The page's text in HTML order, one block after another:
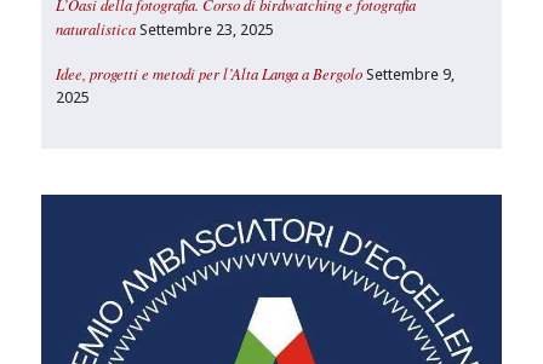
L’Oasi della fotografia. Corso di birdwatching e fotografia
naturalistica Settembre 23, 2025
Idee, progetti e metodi per l’Alta Langa a Bergolo Settembre 9,
2025